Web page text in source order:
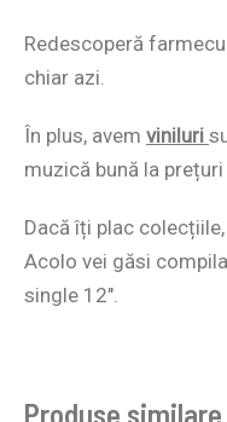
Redescoperă
chiar azi.
În plus, avem viniluri
muzică bună la
Dacă îți plac
Acolo vei găsi
single 12″.
Produse similare